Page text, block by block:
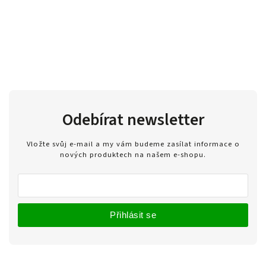
Odebírat newsletter
Vložte svůj e-mail a my vám budeme zasílat informace o
nových produktech na našem e-shopu.
Přihlásit se